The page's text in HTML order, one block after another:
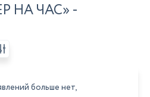
НА ЧАС» -
больше нет,